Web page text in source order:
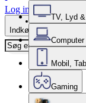
Log ind
Indkøbskurv
TV, Lyd
Mobil,
Gaming